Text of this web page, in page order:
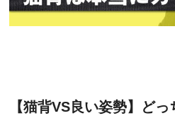
【猫背VS良い姿勢】ど